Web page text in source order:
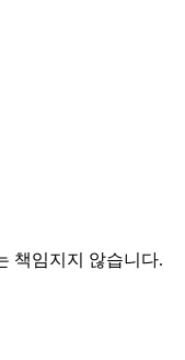
책임지지 않습니다.